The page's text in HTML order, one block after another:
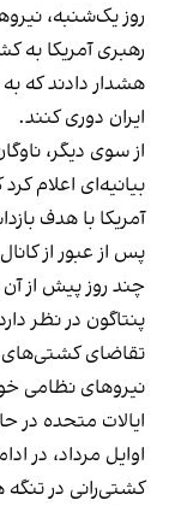
روز یک‌شنبه،
رهبری آمریکا به
هشدار دادند که
ایران دوری کنند.
بیانیه‌ای اعلام
آمریکا با هدف
پس از عبور از
چند روز پیش از آن
پنتاگون در نظر
تقاضای کشتی‌های
نیروهای نظامی
ایالات متحده در
اوایل مرداد، در
کشتی‌رانی در تنگه